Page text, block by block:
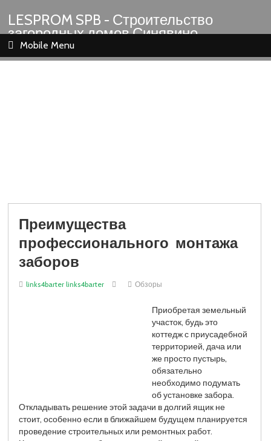
LESPROM SPB - Строительство
загородных домов Синявино
Шлиссельбург Кировск Назия
Mobile Menu
Преимущества
профессионального монтажа
заборов
links4barter links4barter Обзоры
Приобретая земельный
участок, будь это
коттедж с приусадебной
территорией, дача или
же просто пустырь,
обязательно
необходимо подумать
об установке забора.
Откладывать решение этой задачи в долгий ящик не
стоит, особенно если в ближайшем будущем планируется
проведение строительных или ремонтных работ.